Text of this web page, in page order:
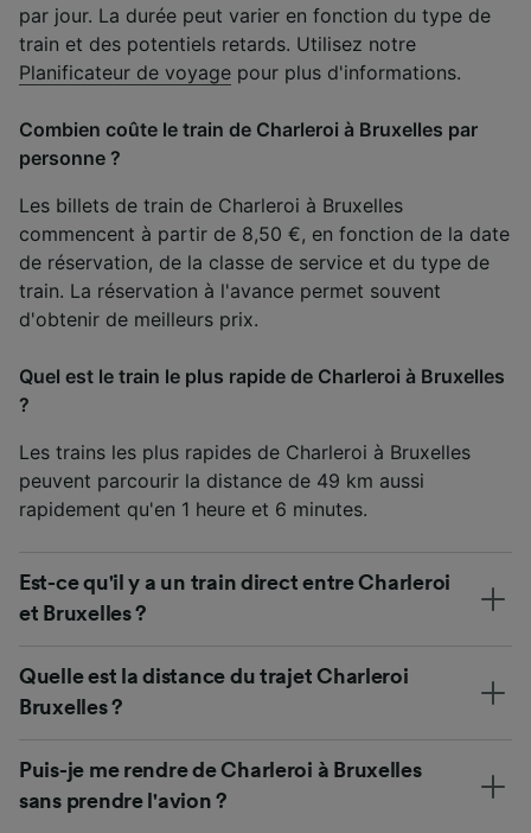
par jour. La durée peut varier en fonction du type de
train et des potentiels retards. Utilisez notre
Planificateur de voyage pour plus d'informations.
Combien coûte le train de Charleroi à Bruxelles par
personne ?
Les billets de train de Charleroi à Bruxelles
commencent à partir de 8,50 €, en fonction de la date
de réservation, de la classe de service et du type de
train. La réservation à l'avance permet souvent
d'obtenir de meilleurs prix.
Quel est le train le plus rapide de Charleroi à Bruxelles
?
Les trains les plus rapides de Charleroi à Bruxelles
peuvent parcourir la distance de 49 km aussi
rapidement qu'en 1 heure et 6 minutes.
Est-ce qu'il y a un train direct entre Charleroi
et Bruxelles ?
Quelle est la distance du trajet Charleroi
Bruxelles ?
Puis-je me rendre de Charleroi à Bruxelles
sans prendre l'avion ?